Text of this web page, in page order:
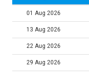
01 Aug 2026
13 Aug 2026
22 Aug 2026
29 Aug 2026